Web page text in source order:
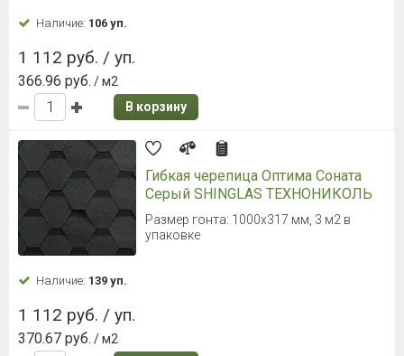
Наличие: 106 уп.
1 112 руб. / уп.
366.96 руб. / м2
В корзину
Гибкая черепица Оптима Соната
Серый SHINGLAS ТЕХНОНИКОЛЬ
Размер гонта: 1000х317 мм, 3 м2 в
упаковке
Наличие: 139 уп.
1 112 руб. / уп.
370.67 руб. / м2